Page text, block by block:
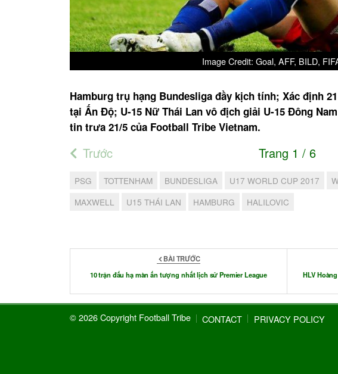
Image Credit: Goal, AFF, BILD,
Hamburg trụ hạng Bundesliga đầy kịch tính; Xác định
tại Ấn Độ; U-15 Nữ Thái Lan vô địch giải U-15 Đông
tin trưa 21/5 của Football Tribe Vietnam.
Trước Trang 1 / 6
PSG TOTTENHAM BUNDESLIGA U17 WORLD CUP 2017
MAXWELL
U15 THÁI LAN HAMBURG HALILOVIC
BÀI TRƯỚC
10 trận đấu hạ màn ấn tượng nhất lịch sử Premier League
HLV
© 2026 Copyright Football Tribe CONTACT PRIVACY POLICY